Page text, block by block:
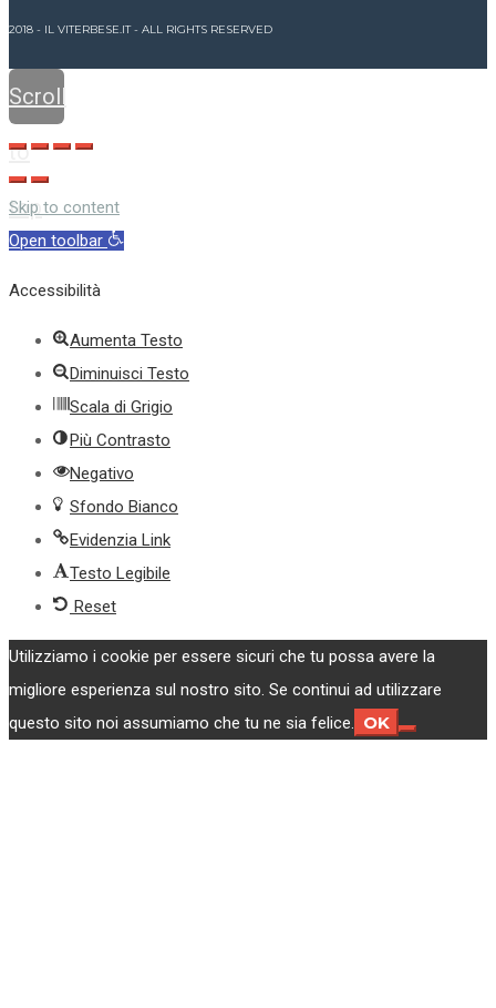
2018 - IL VITERBESE.IT - ALL RIGHTS RESERVED
Scroll
to
top
Skip to content
Open toolbar
Accessibilità
Aumenta Testo
Diminuisci Testo
Scala di Grigio
Più Contrasto
Negativo
Sfondo Bianco
Evidenzia Link
Testo Legibile
Reset
Utilizziamo i cookie per essere sicuri che tu possa avere la
migliore esperienza sul nostro sito. Se continui ad utilizzare
questo sito noi assumiamo che tu ne sia felice. OK